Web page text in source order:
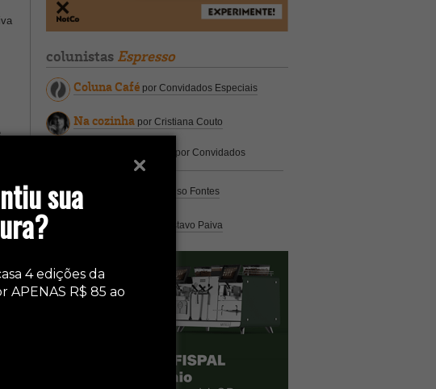
sua
4 edições da
APENAS R$ 85 ao
–
colunistas Espresso
Coluna Café por Convidados Especiais
Na cozinha por Cristiana Couto
por Convidados
Análise por Caio Alonso Fontes
por Gustavo Paiva